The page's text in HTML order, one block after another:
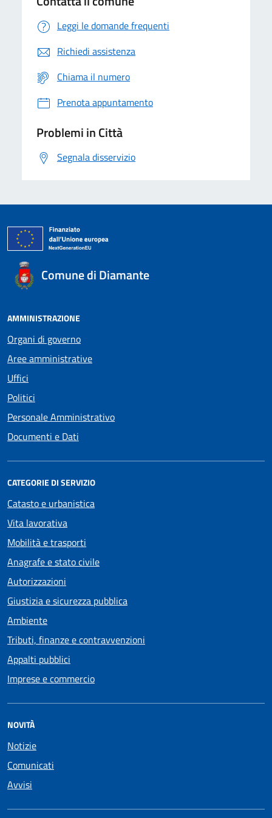
Leggi le domande frequenti
Richiedi assistenza
Chiama il numero
Prenota appuntamento
Problemi in Città
Segnala disservizio
Comune di Diamante
AMMINISTRAZIONE
Organi di governo
Aree amministrative
Uffici
Politici
Personale Amministrativo
Documenti e Dati
CATEGORIE DI SERVIZIO
Catasto e urbanistica
Vita lavorativa
Mobilità e trasporti
Anagrafe e stato civile
Autorizzazioni
Giustizia e sicurezza pubblica
Ambiente
Tributi, finanze e contravvenzioni
Appalti pubblici
Imprese e commercio
NOVITÀ
Notizie
Comunicati
Avvisi